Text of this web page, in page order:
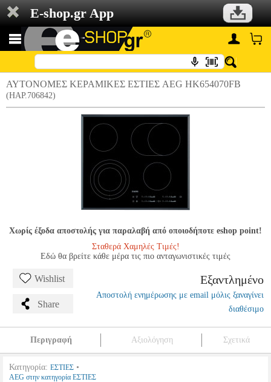
E-shop.gr App
ΑΥΤΟΝΟΜΕΣ ΚΕΡΑΜΙΚΕΣ ΕΣΤΙΕΣ AEG HK654070FB
(HAP.706842)
Χωρίς έξοδα αποστολής για παραλαβή από οποιοδήποτε eshop point!
Σταθερά Χαμηλές Τιμές!
Εδώ θα βρείτε κάθε μέρα τις πιο ανταγωνιστικές τιμές
Wishlist
Share
Εξαντλημένο
Αποστολή ενημέρωσης με email μόλις ξαναγίνει
διαθέσιμο
Περιγραφή Αξιολόγηση Σχετικά
Κατηγορία: ΕΣΤΙΕΣ •
AEG στην κατηγορία ΕΣΤΙΕΣ